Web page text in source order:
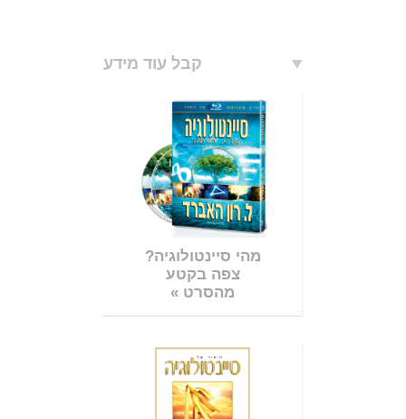
קבל עוד מידע
מהי סיינטולוגיה?
צפה בקטע
מהסרט »